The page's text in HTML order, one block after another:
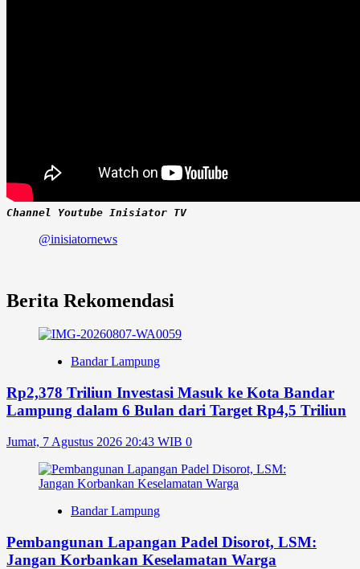
Channel Youtube Inisiator TV
@inisiatornews
Berita Rekomendasi
Bandar Lampung
Rp2,378 Triliun Investasi Masuk ke Kota Bandar
Lampung dalam 6 Bulan dari Target Rp4,5 Triliun
Jumat, 7 Agustus 2026 20:43 WIB 0
Bandar Lampung
Pembangunan Lapangan Padel Disorot, LSM:
Jangan Korbankan Keselamatan Warga